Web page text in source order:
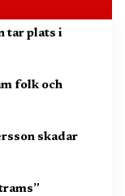
tar plats i
folk och
skadar